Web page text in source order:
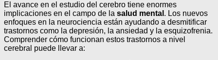
El avance en el estudio del cerebro tiene enormes
implicaciones en el campo de la salud mental . Los nuevos
enfoques en la neurociencia están ayudando a desmitificar
trastornos como la depresión, la ansiedad y la esquizofrenia.
Comprender cómo funcionan estos trastornos a nivel
cerebral puede llevar a: